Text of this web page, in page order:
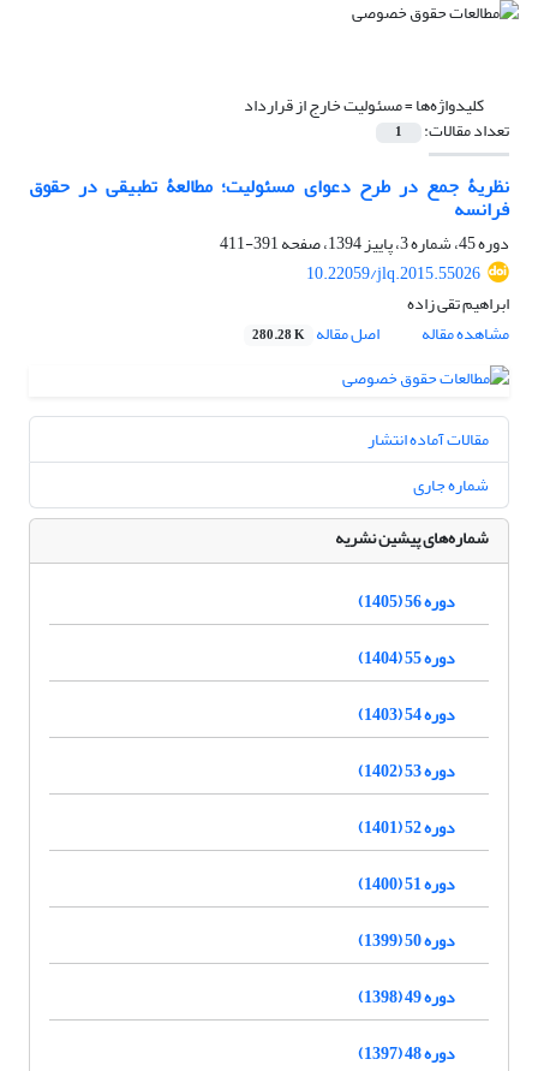
کلیدواژه‌ها =مسئولیت خارج از قرارداد
تعداد مقالات: 1
نظریۀ جمع در طرح دعوای مسئولیت؛ مطالعۀ تطبیقی در حقوق
فرانسه
دوره 45، شماره 3، پاییز 1394، صفحه
391-411
10.22059/jlq.2015.55026
ابراهیم تقی زاده
مشاهده مقاله
اصل مقاله 280.28 K
مقالات آماده انتشار
شماره جاری
شماره‌های پیشین نشریه
دوره 56 (1405)
دوره 55 (1404)
دوره 54 (1403)
دوره 53 (1402)
دوره 52 (1401)
دوره 51 (1400)
دوره 50 (1399)
دوره 49 (1398)
دوره 48 (1397)